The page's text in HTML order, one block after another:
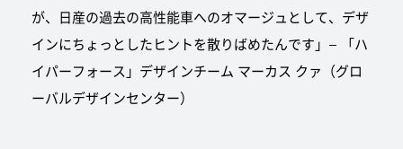
が、日産の過去の高性能車へのオマージュとして、デザ
インにちょっとしたヒントを散りばめたんです」– 「ハ
イパーフォース」デザインチーム マーカス クァ（グロ
ーバルデザインセンター）